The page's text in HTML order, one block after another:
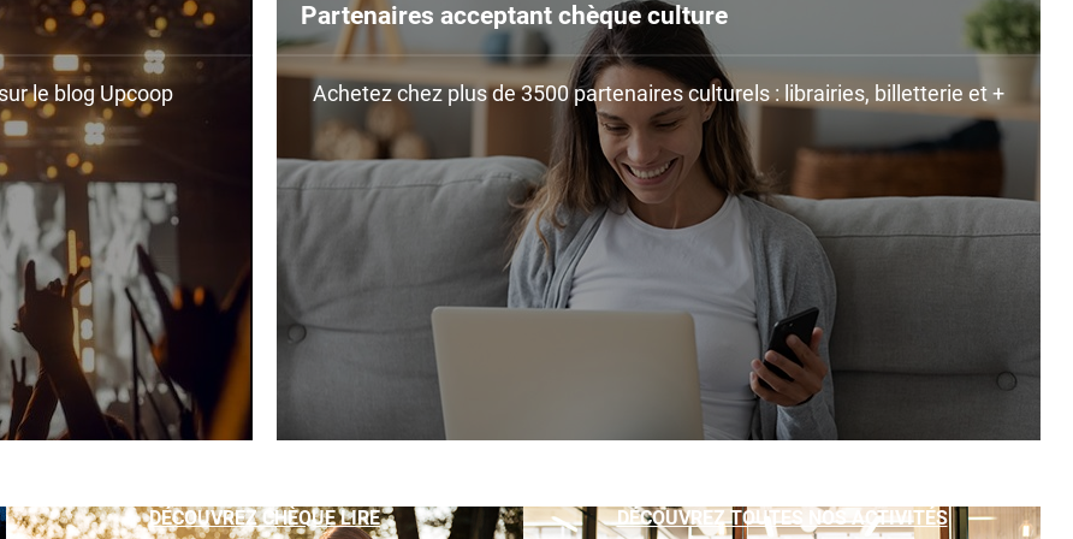
le blog Upcoop
Partenaires acceptant chèque culture
Achetez chez plus de 3500 partenaires culturels : librairies, billetterie et +
DÉCOUVREZ CHÈQUE LIRE DÉCOUVREZ TOUTES NOS ACTIVITÉS